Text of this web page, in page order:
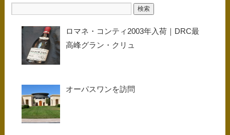
ロマネ・コンティ2003年入荷｜DRC最
高峰グラン・クリュ
オーパスワンを訪問